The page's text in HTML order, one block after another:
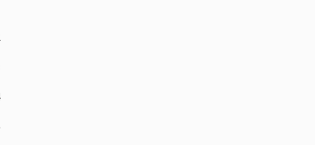
‏2. کنترل با یک انگشت
‏4. گیم‌پلی بی‌پایان
‏5. چالش دوستانه